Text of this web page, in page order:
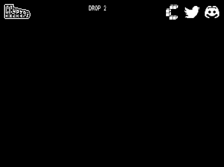
DROP 2